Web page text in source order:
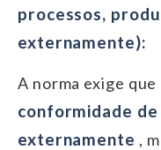
processos,
externamente):
A norma exige
conformidade
externamente ,